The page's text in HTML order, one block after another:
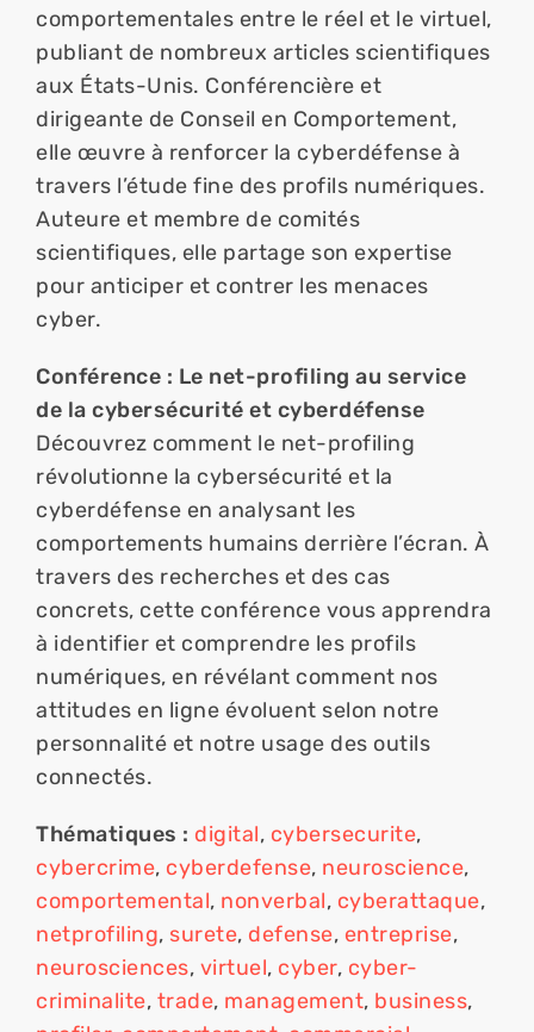
comportementales entre le réel et le virtuel,
publiant de nombreux articles scientifiques
aux États-Unis. Conférencière et
dirigeante de Conseil en Comportement,
elle œuvre à renforcer la cyberdéfense à
travers l’étude fine des profils numériques.
Auteure et membre de comités
scientifiques, elle partage son expertise
pour anticiper et contrer les menaces
cyber.
Conférence : Le net-profiling au service
de la cybersécurité et cyberdéfense
Découvrez comment le net-profiling
révolutionne la cybersécurité et la
cyberdéfense en analysant les
comportements humains derrière l’écran. À
travers des recherches et des cas
concrets, cette conférence vous apprendra
à identifier et comprendre les profils
numériques, en révélant comment nos
attitudes en ligne évoluent selon notre
personnalité et notre usage des outils
connectés.
Thématiques : digital, cybersecurite,
cybercrime, cyberdefense, neuroscience,
comportemental, nonverbal, cyberattaque,
netprofiling, surete, defense, entreprise,
neurosciences, virtuel, cyber, cyber-
criminalite, trade, management, business,